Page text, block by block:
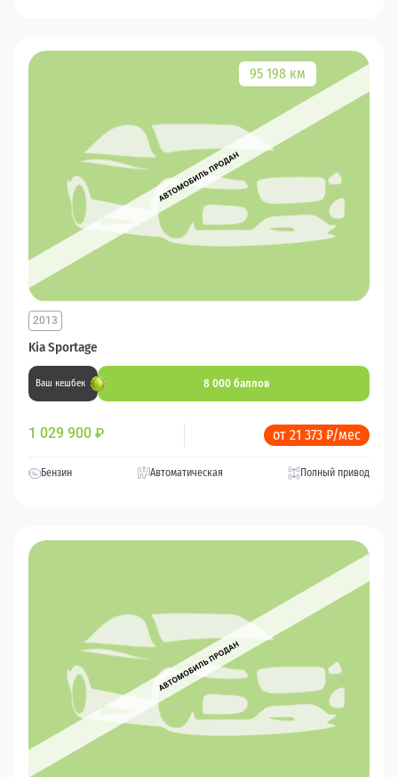
95 198 км
Kia Sportage
2013
Ваш кешбек 8 000 баллов
1 029 900 ₽ от 21 373 ₽/мес
Бензин Автоматическая Полный привод